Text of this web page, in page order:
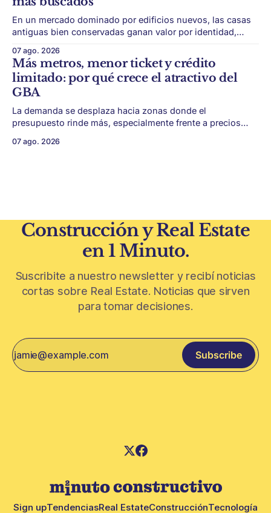
En un mercado dominado por edificios nuevos, las casas
antiguas bien conservadas ganan valor por identidad,
algunas piezas residenciales que cuentan otra historia del
barrio. En medio de torres, edificios nuevos y proyectos
premium, todavía aparecen casas de más de 100 años
07 ago. 2026
Más metros, menor ticket y crédito
limitado: por qué crece el atractivo del
GBA
La demanda se desplaza hacia zonas donde el
presupuesto rinde más, especialmente frente a precios
Conurbano vuelve a ganar protagonismo en el mapa
07 ago. 2026
Construcción y Real Estate
en 1 Minuto.
Suscribite a nuestro newsletter y recibí noticias
cortas sobre Real Estate. Noticias que sirven
para tomar decisiones.
Subscribe
Sign upTendenciasReal EstateConstrucciónTecnología